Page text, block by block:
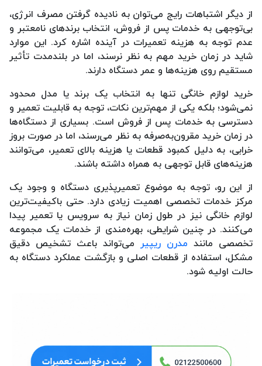
از دیگر اشتباهات رایج می‌توان به نادیده گرفتن مصرف انرژی،
بی‌توجهی به خدمات پس از فروش، انتخاب برندهای نامعتبر و
عدم توجه به هزینه تعمیرات در آینده اشاره کرد. این موارد
شاید در زمان خرید مهم به نظر نرسند، اما در بلندمدت تأثیر
مستقیم روی هزینه‌ها و عمر دستگاه دارند.
خرید لوازم خانگی تنها به انتخاب یک برند یا مدل محدود
نمی‌شود؛ بلکه یکی از مهم‌ترین نکات، توجه به قابلیت تعمیر و
دسترسی به خدمات پس از فروش است. بسیاری از دستگاه‌ها
در زمان خرید مقرون‌به‌صرفه به نظر می‌رسند، اما در صورت بروز
خرابی، به دلیل کمبود قطعات یا هزینه بالای تعمیر، می‌توانند
هزینه‌های قابل توجهی به همراه داشته باشند.
از این رو، توجه به موضوع تعمیرپذیری دستگاه و وجود یک
مرکز خدمات تخصصی اهمیت زیادی دارد. حتی باکیفیت‌ترین
لوازم خانگی نیز در طول زمان نیاز به سرویس یا تعمیر پیدا
می‌کنند. در چنین شرایطی، بهره‌مندی از خدمات یک مجموعه
تخصصی مانند مدرن ریپیر می‌تواند باعث تشخیص دقیق
مشکل، استفاده از قطعات اصلی و بازگشت عملکرد دستگاه به
حالت اولیه شود.